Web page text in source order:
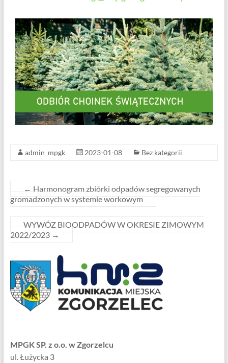
admin_mpgk 2023-01-08 Bez kategorii
← Harmonogram zbiórki odpadów segregowanych
gromadzonych w systemie workowym
WYWÓZ BIOODPADÓW W OKRESIE ZIMOWYM
2022/2023 →
MPGK SP. z o.o. w Zgorzelcu
ul. Łużycka 3